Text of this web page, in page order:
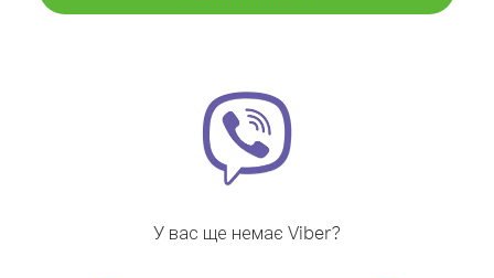
У вас ще немає Viber?